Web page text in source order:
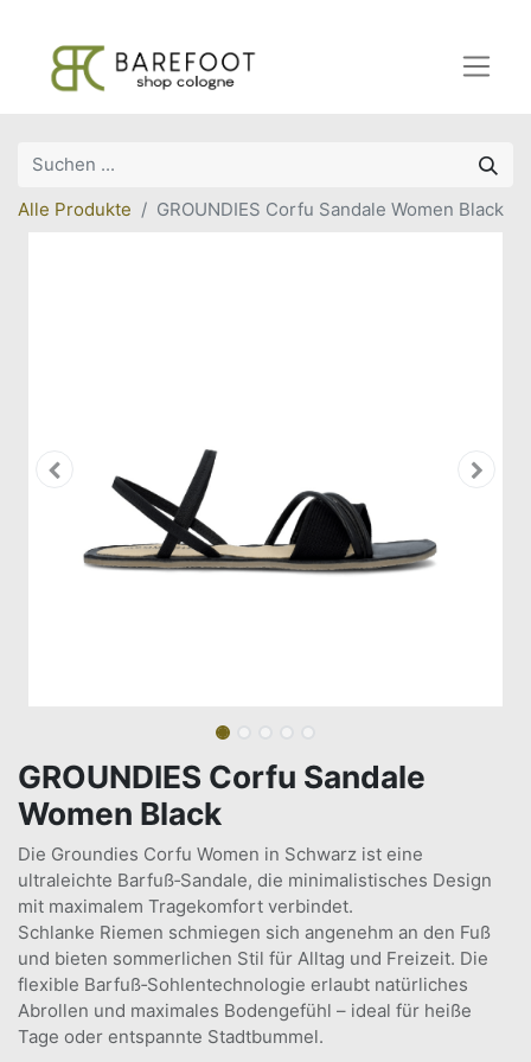
Alle Produkte GROUNDIES Corfu Sandale Women Black
GROUNDIES Corfu Sandale
Women Black
Die Groundies Corfu Women in Schwarz ist eine
ultraleichte Barfuß‑Sandale, die minimalistisches Design
mit maximalem Tragekomfort verbindet.
Schlanke Riemen schmiegen sich angenehm an den Fuß
und bieten sommerlichen Stil für Alltag und Freizeit. Die
flexible Barfuß‑Sohlentechnologie erlaubt natürliches
Abrollen und maximales Bodengefühl – ideal für heiße
Tage oder entspannte Stadtbummel.